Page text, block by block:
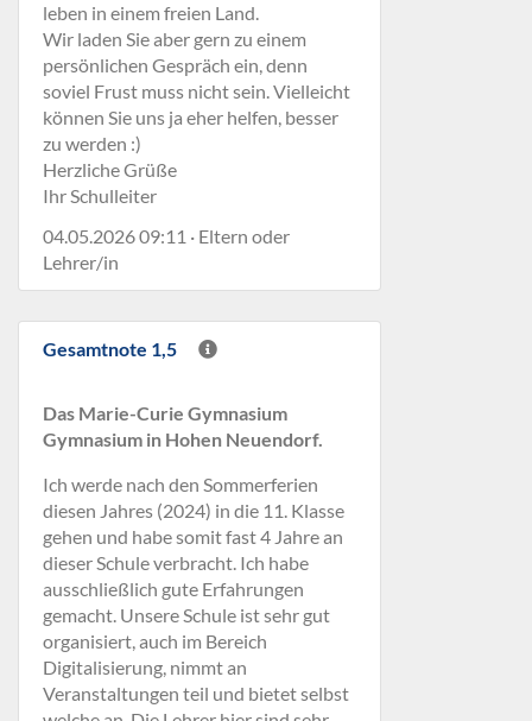
leben in einem freien Land.
Wir laden Sie aber gern zu einem
persönlichen Gespräch ein, denn
soviel Frust muss nicht sein. Vielleicht
können Sie uns ja eher helfen, besser
zu werden :)
Herzliche Grüße
Ihr Schulleiter
04.05.2026 09:11 · Eltern oder
Lehrer/in
Gesamtnote 1,5
Das Marie-Curie Gymnasium
Gymnasium in Hohen Neuendorf.
Ich werde nach den Sommerferien
diesen Jahres (2024) in die 11. Klasse
gehen und habe somit fast 4 Jahre an
dieser Schule verbracht. Ich habe
ausschließlich gute Erfahrungen
gemacht. Unsere Schule ist sehr gut
organisiert, auch im Bereich
Digitalisierung, nimmt an
Veranstaltungen teil und bietet selbst